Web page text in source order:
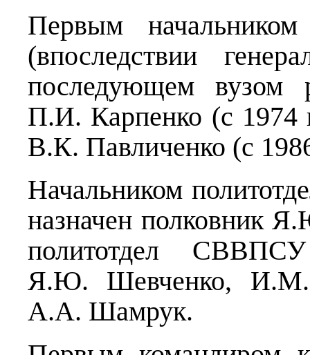
Первым
(впоследствии
последующем вузом
П.И. Карпенко (с 1974
В.К. Павличенко (с
Начальником
назначен полковник
политотдел СВВПСУ
Я.Ю. Шевченко, И.М.
А.А. Шамрук.